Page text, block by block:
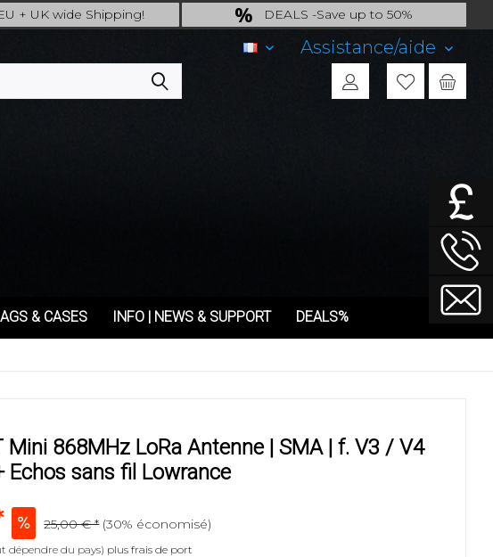
+ UK wide Shipping!
DEALS -Save up to 50%
last Chance: ... if gone then gone
FR Assistance/aide
& CASES INFO | NEWS & SUPPORT DEALS%
Mini 868MHz LoRa Antenne | SMA | f. V3 / V4
Echos sans fil Lowrance
25,00 € * (30% économisé)
dépendre du pays) plus frais de port